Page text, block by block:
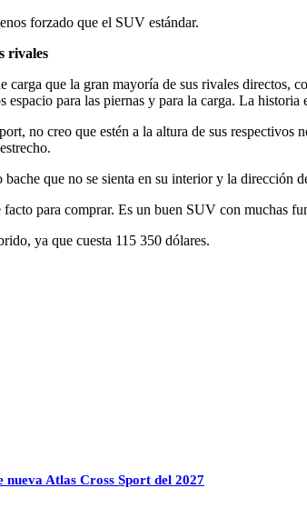
forzado que el SUV estándar.
rivales
carga que la gran mayoría de sus rivales
para las piernas y para la carga. La
no creo que estén a la altura de sus respectivos
que no se sienta en su interior y la
para comprar. Es un buen SUV con muchas
ya que cuesta 115 350 dólares.
Atlas Cross Sport del 2027